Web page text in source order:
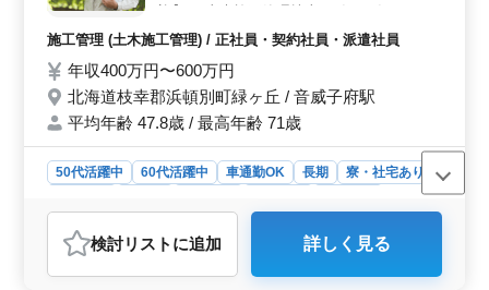
のサポートも整っています。北海道の美しい自然の中で
働けるのも魅力的です。50代、60代の経験者歓迎です。
施工管理 (土木施工管理) / 正社員・契約社員・派遣社員
年収400万円〜600万円
北海道枝幸郡浜頓別町緑ヶ丘 / 音威子府駅
平均年齢 47.8歳 / 最高年齢 71歳
50代活躍中 60代活躍中 車通勤OK 長期
寮・社宅あり
おすすめポイント
＜50代以上のベテラン歓迎＞ 当社では北海道枝幸郡浜
頓別町で、土木施工管理業務に携わる方々を積極的に募
検討リスト に追加 詳しく見る